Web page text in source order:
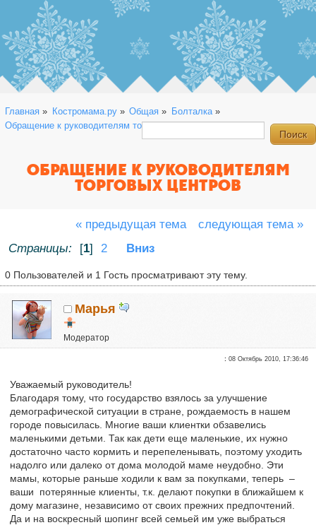
Главная » Костромама.ру» Общая » Болталка»
Обращение к руководителям торговых центров
ОБРАЩЕНИЕ К РУКОВОДИТЕЛЯМ
ТОРГОВЫХ ЦЕНТРОВ
« предыдущая тема
следующая тема »
Страницы:
[1] 2 Вниз
0 Пользователей и 1 Гость просматривают эту тему.
Марья
Модератор
:08 Октябрь 2010, 17:36:46
Уважаемый руководитель!
Благодаря тому, что государство взялось за улучшение
демографической ситуации в стране, рождаемость в нашем
городе повысилась. Многие ваши клиентки обзавелись
маленькими детьми. Так как дети еще маленькие, их нужно
достаточно часто кормить и перепеленывать, поэтому уходить
надолго или далеко от дома молодой маме неудобно. Эти
мамы, которые раньше ходили к вам за покупками, теперь –
ваши потерянные клиенты, т.к. делают покупки в ближайшем к
дому магазине, независимо от своих прежних предпочтений.
Да и на воскресный шопинг всей семьей им уже выбраться